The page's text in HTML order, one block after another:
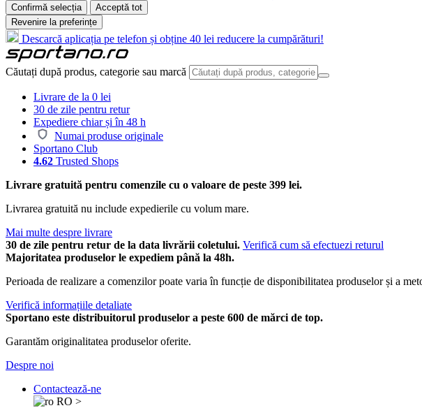
Confirmă selecția
Acceptă tot
Revenire la preferințe
Descarcă aplicația pe telefon și obține 40 lei reducere la cumpărături!
Căutați după produs, categorie sau marcă
Livrare de la 0 lei
30 de zile pentru retur
Expediere chiar și în 48 h
Numai produse originale
Sportano Club
4.62 Trusted Shops
Livrare gratuită pentru comenzile cu o valoare de peste 399 lei.
Livrarea gratuită nu include expedierile cu volum mare.
Mai multe despre livrare
30 de zile pentru retur de la data livrării coletului. Verifică cum să efectuezi returul
Majoritatea produselor le expediem până la 48h.
Perioada de realizare a comenzilor poate varia în funcție de disponibilitatea produselor și a
Verifică informațiile detaliate
Sportano este distribuitorul produselor a peste 600 de mărci de top.
Garantăm originalitatea produselor oferite.
Despre noi
Contactează-ne
RO >